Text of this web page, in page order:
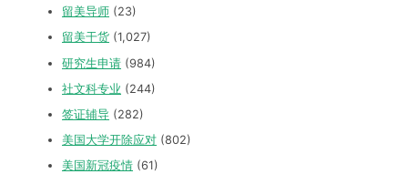
留美导师 (23)
留美干货 (1,027)
研究生申请 (984)
社文科专业 (244)
签证辅导 (282)
美国大学开除应对 (802)
美国新冠疫情 (61)